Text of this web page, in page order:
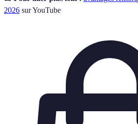
2026 sur YouTube